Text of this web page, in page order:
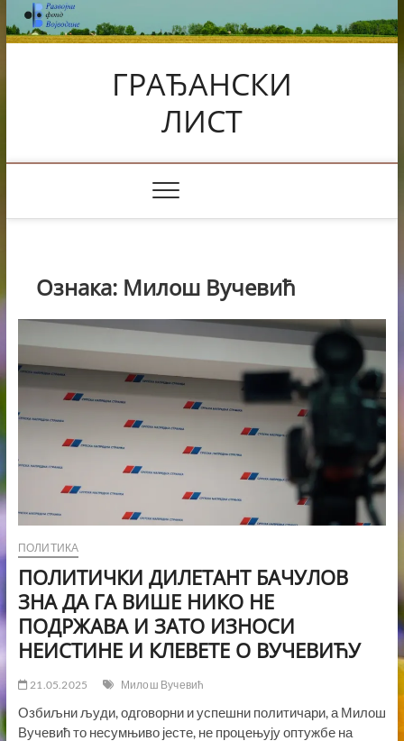
Skip
to
content
ГРАЂАНСКИ
ЛИСТ
Ознака: Милош Вучевић
ПОЛИТИКА
ПОЛИТИЧКИ ДИЛЕТАНТ БАЧУЛОВ
ЗНА ДА ГА ВИШЕ НИКО НЕ
ПОДРЖАВА И ЗАТО ИЗНОСИ
НЕИСТИНЕ И КЛЕВЕТЕ О ВУЧЕВИЋУ
21.05.2025 Милош Вучевић
Озбиљни људи, одговорни и успешни политичари, а Милош
Вучевић то несумњиво јесте, не процењују оптужбе на